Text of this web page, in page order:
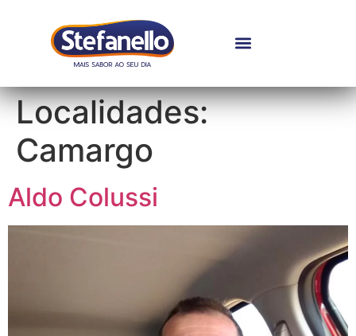
Localidades:
Camargo
Aldo Colussi